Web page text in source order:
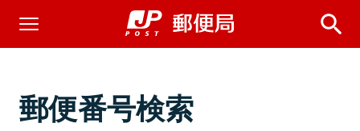
郵便番号検索